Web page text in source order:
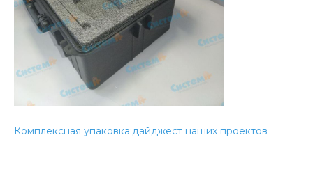
Комплексная упаковка:дайджест наших проектов